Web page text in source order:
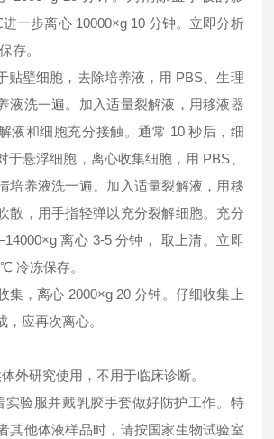
一步离心 10000×g 10 分钟。立即分析
存。
贴壁细胞，去除培养液，用 PBS、生理
液洗一遍。加入适量裂解液，用移液器
液和细胞充分接触。通常 10 秒后，细
于悬浮细胞，离心收集细胞，用 PBS、
培养液洗一遍。加入适量裂解液，用移
散，用手指轻弹以充分裂解细胞。充分
离心 3-5 分钟， 取上清。立即
冷冻保存。
集，离心 2000×g 20 分钟。仔细收集上
应再次离心。
外研究使用，不用于临床诊断。
实验服并戴乳胶手套做好防护工作。特
其他体液样品时，请按国家生物试验室